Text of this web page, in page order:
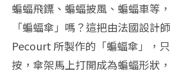
蝙蝠飛鏢、蝙蝠披風、蝙蝠車等
「蝙蝠傘」嗎？這把由法國設計
Pecourt 所製作的「蝙蝠傘」，
按，傘架馬上打開成為蝙蝠形狀